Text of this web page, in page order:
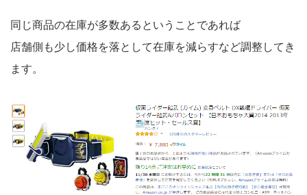
同じ商品の在庫が多数あるということであれば
店舗側も少し価格を落として在庫を減らすなど調整してき
ます。